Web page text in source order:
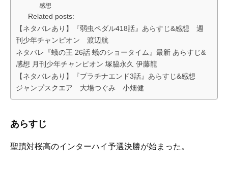
感想
Related posts:
【ネタバレあり】『弱虫ペダル418話』あらすじ&感想 週
刊少年チャンピオン 渡辺航
ネタバレ『蟻の王 26話 蟻のショータイム』最新 あらすじ&
感想 月刊少年チャンピオン 塚脇永久 伊藤龍
【ネタバレあり】『プラチナエンド3話』あらすじ&感想
ジャンプスクエア 大場つぐみ 小畑健
あらすじ
聖蹟対桜高のインターハイ予選決勝が始まった。